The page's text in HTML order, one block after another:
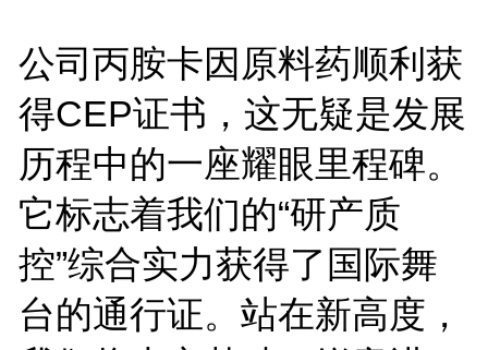
公司丙胺卡因原料药顺利获
得CEP证书，这无疑是发展
历程中的一座耀眼里程碑。
它标志着我们的“研产质
控”综合实力获得了国际舞
台的通行证。站在新高度，